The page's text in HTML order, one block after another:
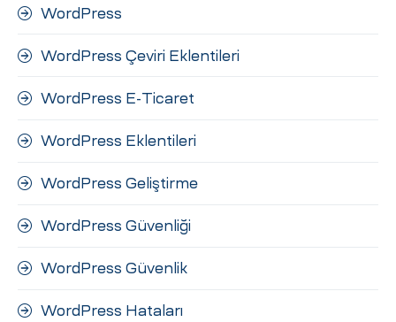
WordPress
WordPress Çeviri Eklentileri
WordPress E-Ticaret
WordPress Eklentileri
WordPress Geliştirme
WordPress Güvenliği
WordPress Güvenlik
WordPress Hataları